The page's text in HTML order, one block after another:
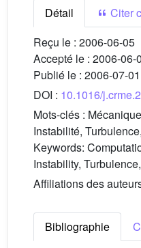
Détail
Citer
Reçu le : 2006-06-05
Accepté le : 2006-06-
Publié le : 2006-07-01
DOI : 10.1016/
Mots-clés :
Instabilité,
Keywords:
Instability,
Affiliations des
Bibliographie